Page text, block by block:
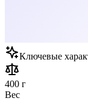
Ключевые
400 г
Вес